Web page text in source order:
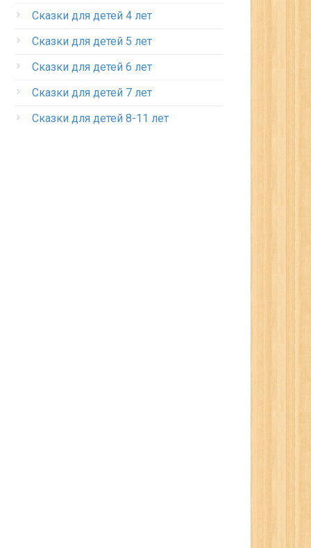
Сказки для детей 4 лет
Сказки для детей 5 лет
Сказки для детей 6 лет
Сказки для детей 7 лет
Сказки для детей 8-11 лет